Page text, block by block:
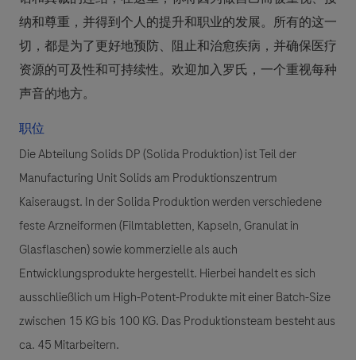
纳和尊重，并得到个人的提升和职业的发展。所有的这一
切，都是为了更好地预防、阻止和治愈疾病，并确保医疗
资源的可及性和可持续性。欢迎加入罗氏，一个重视每种
声音的地方。
职位
Die Abteilung Solids DP (Solida Produktion) ist Teil der
Manufacturing Unit Solids am Produktionszentrum
Kaiseraugst. In der Solida Produktion werden verschiedene
feste Arzneiformen (Filmtabletten, Kapseln, Granulat in
Glasflaschen) sowie kommerzielle als auch
Entwicklungsprodukte hergestellt. Hierbei handelt es sich
ausschließlich um High-Potent-Produkte mit einer Batch-Size
zwischen 15 KG bis 100 KG. Das Produktionsteam besteht aus
ca. 45 Mitarbeitern.